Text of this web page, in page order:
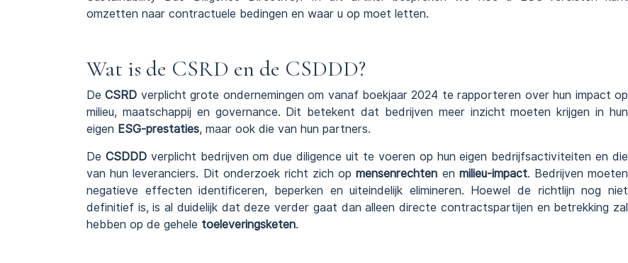
omzetten naar contractuele bedingen en waar u op moet letten.
Wat is de CSRD en de CSDDD?
DeCSRD verplicht grote ondernemingen om vanaf boekjaar 2024 te rapporteren over hun impact op
milieu, maatschappij en governance. Dit betekent dat bedrijven meer inzicht moeten krijgen in hun
eigen ESG-prestaties, maar ook die van hun partners.
De CSDDDverplicht bedrijven om due diligence uit te voeren op hun eigen bedrijfsactiviteiten en die
van hun leveranciers. Dit onderzoek richt zich opmensenrechten en milieu-impact. Bedrijven moeten
negatieve effecten identificeren, beperken en uiteindelijk elimineren. Hoewel de richtlijn nog niet
definitief is, is al duidelijk dat deze verder gaat dan alleen directe contractspartijen en betrekking zal
hebben op de gehele toeleveringsketen.